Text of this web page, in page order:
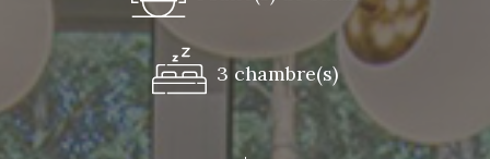
3 chambre(s)